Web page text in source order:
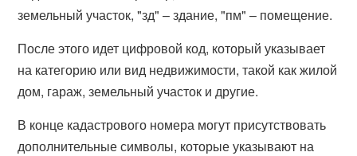
земельный участок, "зд" – здание, "пм" – помещение.
После этого идет цифровой код, который указывает
на категорию или вид недвижимости, такой как жилой
дом, гараж, земельный участок и другие.
В конце кадастрового номера могут присутствовать
дополнительные символы, которые указывают на